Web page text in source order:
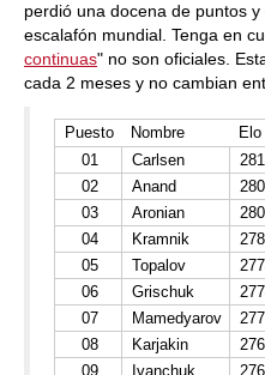
perdió una docena de puntos
escalafón mundial. Tenga en
continuas" no son oficiales.
cada 2 meses y no cambian
Puesto Nombre Elo
01
Carlsen
02
Anand
03
Aronian
04
Kramnik
05
Topalov
06
Grischuk
07
Mamedyarov
08
Karjakin
09
Ivanchuk